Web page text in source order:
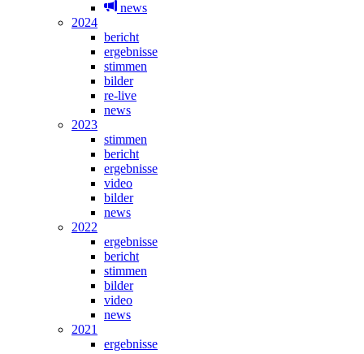
news
2024
bericht
ergebnisse
stimmen
bilder
re-live
news
2023
stimmen
bericht
ergebnisse
video
bilder
news
2022
ergebnisse
bericht
stimmen
bilder
video
news
2021
ergebnisse